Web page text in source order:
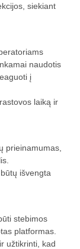
siekiant
naudotis
į
laiką ir
prieinamumas,
išvengta
stebimos
platformas.
užtikrinti, kad